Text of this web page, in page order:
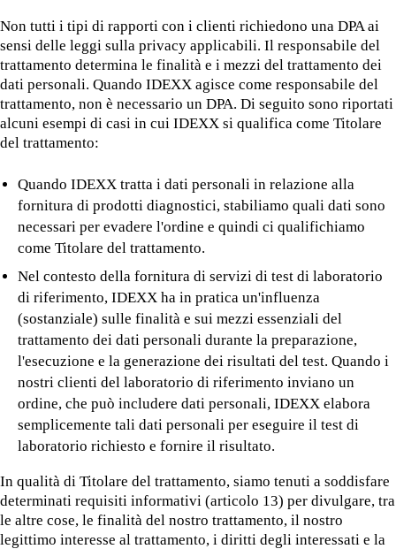
Non tutti i tipi di rapporti con i clienti richiedono una DPA ai
sensi delle leggi sulla privacy applicabili. Il responsabile del
trattamento determina le finalità e i mezzi del trattamento dei
dati personali. Quando IDEXX agisce come responsabile del
trattamento, non è necessario un DPA. Di seguito sono riportati
alcuni esempi di casi in cui IDEXX si qualifica come Titolare
del trattamento:
Quando IDEXX tratta i dati personali in relazione alla
fornitura di prodotti diagnostici, stabiliamo quali dati sono
necessari per evadere l'ordine e quindi ci qualifichiamo
come Titolare del trattamento.
Nel contesto della fornitura di servizi di test di laboratorio
di riferimento, IDEXX ha in pratica un'influenza
(sostanziale) sulle finalità e sui mezzi essenziali del
trattamento dei dati personali durante la preparazione,
l'esecuzione e la generazione dei risultati del test. Quando i
nostri clienti del laboratorio di riferimento inviano un
ordine, che può includere dati personali, IDEXX elabora
semplicemente tali dati personali per eseguire il test di
laboratorio richiesto e fornire il risultato.
In qualità di Titolare del trattamento, siamo tenuti a soddisfare
determinati requisiti informativi (articolo 13) per divulgare, tra
le altre cose, le finalità del nostro trattamento, il nostro
legittimo interesse al trattamento, i diritti degli interessati e la